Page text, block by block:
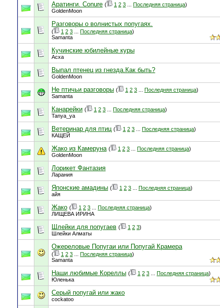
Аратинги. Conure ( 1 2 3 Последняя страница)
GoldenMoon
Разговоры о волнистых попугаях.
( 1 2 3 Последняя страница)
Samanta
Кучинские юбилейные куры
Асха
Выпал птенец из гнезда.Как быть?
GoldenMoon
Не птичьи разговоры ( 1 2 3 Последняя страница)
Samanta
Канарейки ( 1 2 3 Последняя страница)
Tanya_ya
Ветеринар для птиц ( 1 2 3 Последняя страница)
КАЩЕЙ
Жако из Камеруна ( 1 2 3 Последняя страница)
GoldenMoon
Лорикет Фантазия
Ларания
Японские амадины ( 1 2 3 Последняя страница)
айя
Жако ( 1 2 3 Последняя страница)
ЛИЩЕВА ИРИНА
Шлейки для попугаев ( 1 2 3)
Шлейки Алматы
Ожереловые Попугаи или Попугай Крамера
( 1 2 3 Последняя страница)
Samanta
Наши любимые Кореллы ( 1 2 3 Последняя страница)
Юленька
Серый попугай или жако
cockatoo